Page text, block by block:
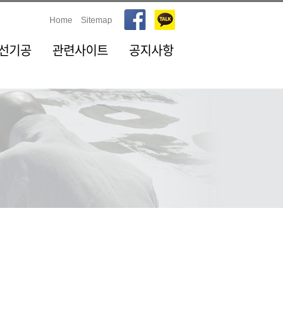
Home Sitemap
기공 관련사이트 공지사항